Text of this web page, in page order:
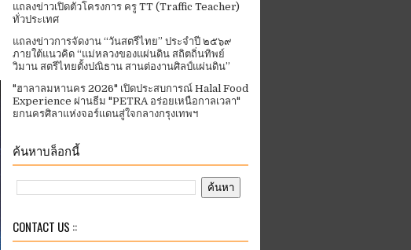
แถลงข่าวเปิดตัวโครงการ ครู TT (Traffic Teacher)
ทั่วประเทศ​
แถลงข่าวการจัดงาน “วันสตรีไทย” ประจําปี ๒๕๖๙
ภายใต้แนวคิด “แม่หลวงของแผ่นดิน สถิตถิ่นทิพย์
วิมาน สตรีไทยตั้งปณิธาน สานต่องานศิลป์แผ่นดิน”
"ฮาลาลมหานคร 2026" เปิดประสบการณ์ Halal Food
Experience ผ่านธีม "PETRA อร่อยเหนือกาลเวลา"
ยกนครศิลาแห่งจอร์แดนสู่ใจกลางกรุงเทพฯ
ค้นหาบล็อกนี้
CONTACT US ::